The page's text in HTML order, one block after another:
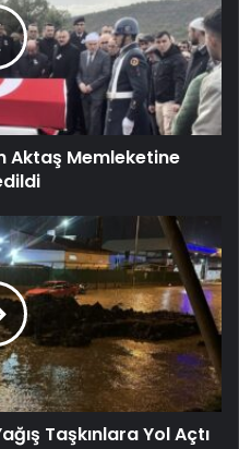
Aktaş Memleketine
Taşkınlara Yol Açtı